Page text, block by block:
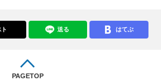
ト 送る はてぶ
PAGETOP